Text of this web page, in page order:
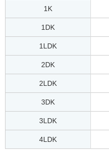
1K
1DK
1LDK
2DK
2LDK
3DK
3LDK
4LDK